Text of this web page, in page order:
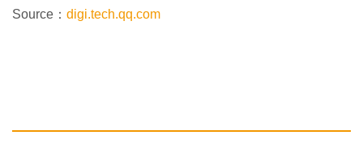
Source： digi.tech.qq.com